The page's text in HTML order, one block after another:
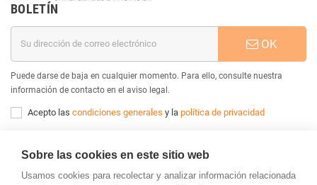
BOLETÍN
OK
Puede darse de baja en cualquier momento. Para ello, consulte nuestra
información de contacto en el aviso legal.
Acepto las condiciones generales y la política de privacidad
CUENTA CLIENTE
Sobre las cookies en este sitio web
Usamos cookies para recolectar y analizar información relacionada